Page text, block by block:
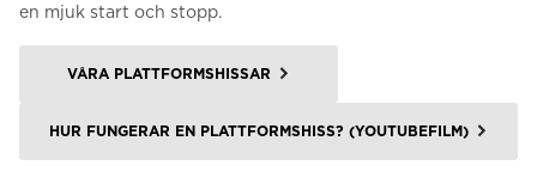
en mjuk start och stopp.
VÅRA PLATTFORMSHISSAR
HUR FUNGERAR EN PLATTFORMSHISS? (YOUTUBEFILM)